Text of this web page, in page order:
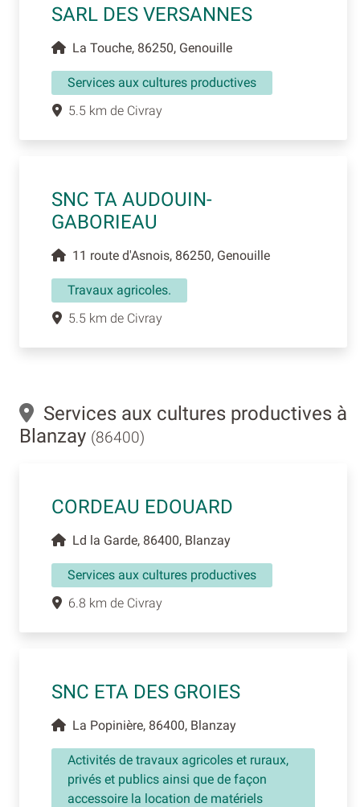
SARL DES VERSANNES
La Touche, 86250, Genouille
Services aux cultures productives
5.5 km de Civray
SNC TA AUDOUIN-
GABORIEAU
11 route d'Asnois, 86250, Genouille
Travaux agricoles.
5.5 km de Civray
Services aux cultures productives à
Blanzay (86400)
CORDEAU EDOUARD
Ld la Garde, 86400, Blanzay
Services aux cultures productives
6.8 km de Civray
SNC ETA DES GROIES
La Popinière, 86400, Blanzay
Activités de travaux agricoles et ruraux,
privés et publics ainsi que de façon
accessoire la location de matériels